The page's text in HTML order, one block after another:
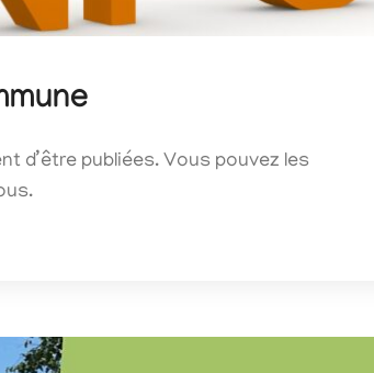
d’être publiées. Vous pouvez les